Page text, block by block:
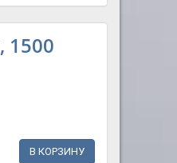
1500
В КОРЗИНУ